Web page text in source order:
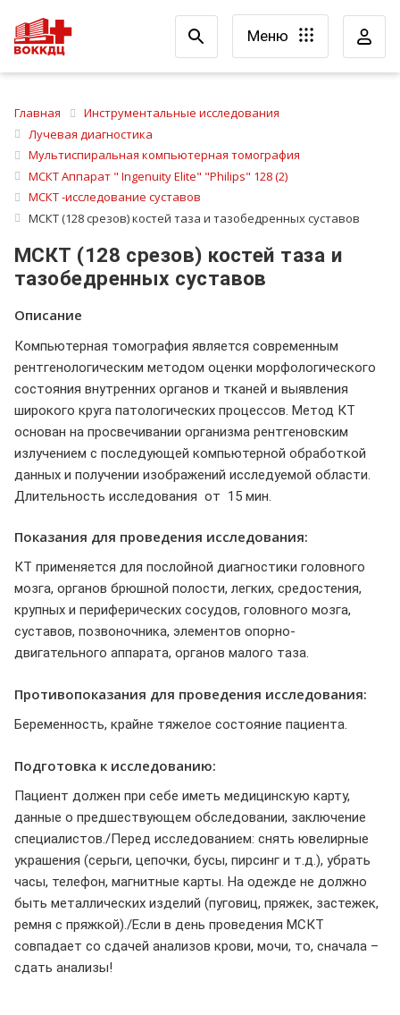
Меню
Главная
Инструментальные исследования
Лучевая диагностика
Мультиспиральная компьютерная томография
МСКТ Аппарат " Ingenuity Elite" "Philips" 128 (2)
МСКТ -исследование суставов
МСКТ (128 срезов) костей таза и тазобедренных суставов
МСКТ (128 срезов) костей таза и
тазобедренных суставов
Описание
Компьютерная томография является современным
рентгенологическим методом оценки морфологического
состояния внутренних органов и тканей и выявления
широкого круга патологических процессов. Метод КТ
основан на просвечивании организма рентгеновским
излучением с последующей компьютерной обработкой
данных и получении изображений исследуемой области.
Длительность исследования от 15 мин.
Показания для проведения исследования:
КТ применяется для послойной диагностики головного
мозга, органов брюшной полости, легких, средостения,
крупных и периферических сосудов, головного мозга,
суставов, позвоночника, элементов опорно-
двигательного аппарата, органов малого таза.
Противопоказания для проведения исследования:
Беременность, крайне тяжелое состояние пациента.
Подготовка к исследованию:
Пациент должен при себе иметь медицинскую карту,
данные о предшествующем обследовании, заключение
специалистов./Перед исследованием: снять ювелирные
украшения (серьги, цепочки, бусы, пирсинг и т.д.), убрать
часы, телефон, магнитные карты. На одежде не должно
быть металлических изделий (пуговиц, пряжек, застежек,
ремня с пряжкой)./Если в день проведения МСКТ
совпадает со сдачей анализов крови, мочи, то, сначала –
сдать анализы!